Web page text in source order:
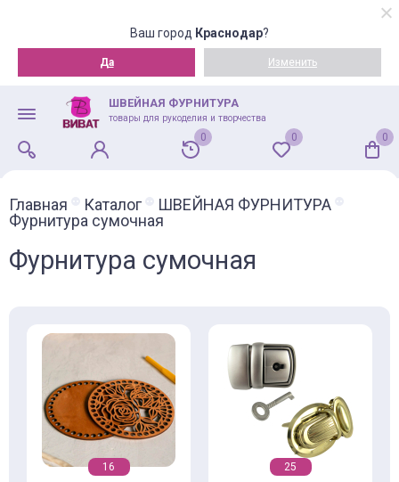
Ваш город Краснодар?
Да Изменить
ШВЕЙНАЯ ФУРНИТУРА
товары для рукоделия и творчества
0 0 0
Главная Каталог
ШВЕЙНАЯ ФУРНИТУРА
Фурнитура сумочная
Фурнитура сумочная
16 25